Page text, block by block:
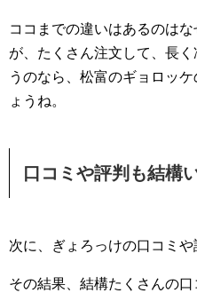
ココまでの違いはあるのは
が、たくさん注文して、長
うのなら、松富のギョロッ
ょうね。
口コミや評判も結構
次に、ぎょろっけの口コミや
その結果、結構たくさんの